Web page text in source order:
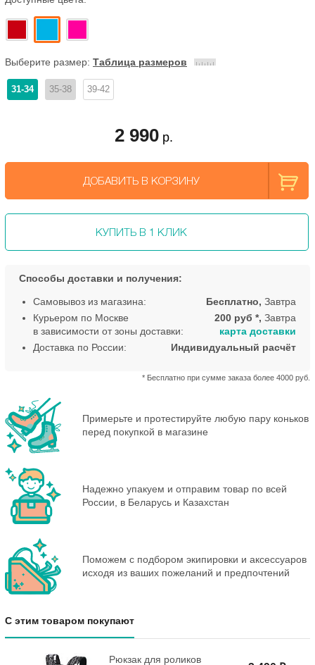
Выберите размер: Таблица размеров
31-34 35-38 39-42
2 990р.
ДОБАВИТЬ В КОРЗИНУ
КУПИТЬ В 1 КЛИК
Способы доставки и получения:
Самовывоз из магазина: Бесплатно, Завтра
Курьером по Москве
в зависимости от зоны доставки:
200 руб *, Завтра
* Бесплатно при сумме заказа более 4000 руб.
карта доставки
Доставка по России:
Индивидуальный расчёт
Примерьте и протестируйте любую пару коньков
перед покупкой в магазине
Надежно упакуем и отправим товар по всей
России, в Беларусь и Казахстан
Поможем с подбором экипировки и аксессуаров
исходя из ваших пожеланий и предпочтений
С этим товаром покупают
Рюкзак для роликов